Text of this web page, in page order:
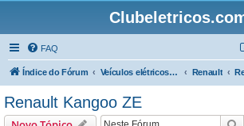
FAQ
Índice do Fórum Veículos elétricos e híbridos plug-in Renault
Renault Kangoo ZE